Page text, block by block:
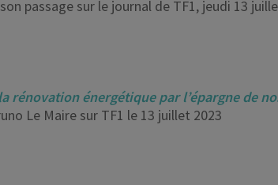
passage sur le journal de TF1, jeudi 13
rénovation énergétique par l’épargne de
Le Maire sur TF1 le 13 juillet 2023